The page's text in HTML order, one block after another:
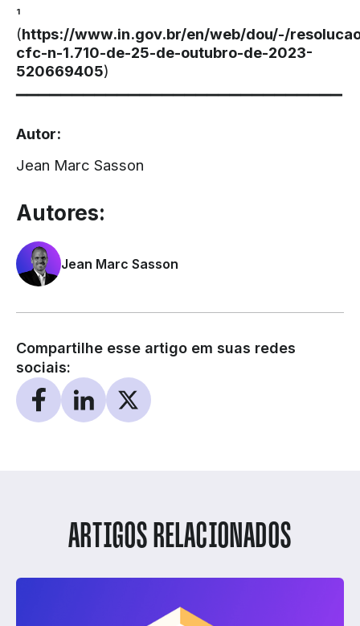
¹
(https://www.in.gov.br/en/web/dou/-/
cfc-n-1.710-de-25-de-outubro-de-2023-
520669405)
▔▔▔▔▔▔▔▔▔▔▔▔▔▔▔▔▔▔▔▔▔▔▔▔▔▔▔▔▔
Autor:
Jean Marc Sasson
Autores:
Jean Marc Sasson
Compartilhe esse artigo em suas redes
sociais:
ARTIGOS RELACIONADOS